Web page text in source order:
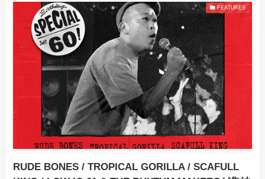
FEATURES
RUDE BONES / TROPICAL GORILLA / SCAFULL